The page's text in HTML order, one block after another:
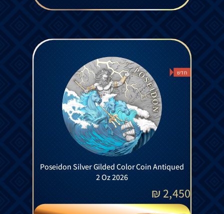
חדש
Poseidon Silver Gilded Color Coin Antiqued
2 Oz 2026
2,450
₪